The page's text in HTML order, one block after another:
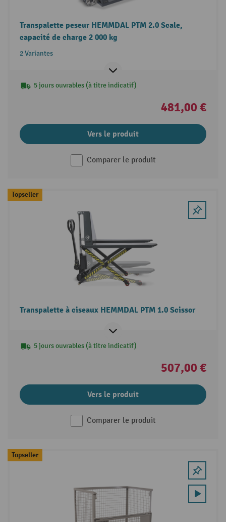
Transpalette peseur HEMMDAL PTM 2.0 Scale,
capacité de charge 2 000 kg
2 Variantes
5 jours ouvrables (à titre indicatif)
481,00 €
Vers le produit
Comparer le produit
Topseller
Transpalette à ciseaux HEMMDAL PTM 1.0 Scissor
5 jours ouvrables (à titre indicatif)
507,00 €
Vers le produit
Comparer le produit
Topseller